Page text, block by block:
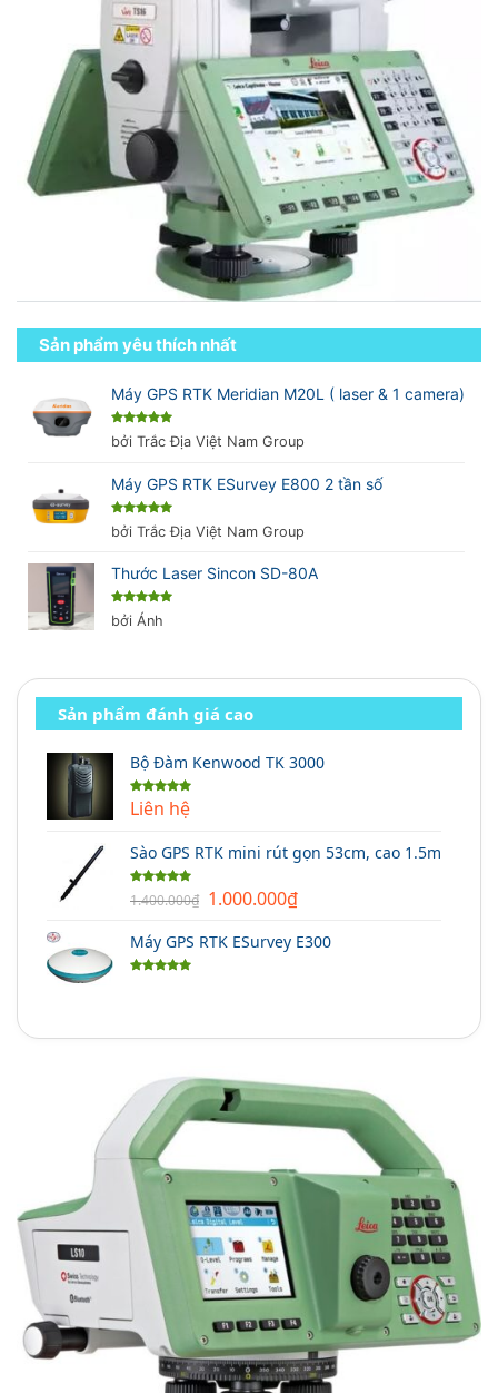
Sản phẩm yêu thích nhất
Máy GPS RTK Meridian M20L ( laser & 1 camera)
Được xếp
hạng 5 5
bởi Trắc Địa Việt Nam Group
Máy GPS RTK ESurvey E800 2 tần số
Được xếp
hạng 5 5
bởi Trắc Địa Việt Nam Group
Thước Laser Sincon SD-80A
Được xếp
hạng5 5
bởi Ánh
Sản phẩm đánh giá cao
Bộ Đàm Kenwood TK 3000
Được xếp
hạng5.00
Liên hệ
Sào GPS RTK mini rút gọn 53cm, cao 1.5m
Được xếp
hạng5.00
1.400.000₫ Giá
là:
1.000.000₫Giá
tại
Máy GPS RTK ESurvey E300